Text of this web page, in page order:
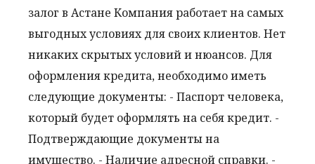
залог в Астане Компания работает на самых
выгодных условиях для своих клиентов. Нет
никаких скрытых условий и нюансов. Для
оформления кредита, необходимо иметь
следующие документы: - Паспорт человека,
который будет оформлять на себя кредит. -
Подтверждающие документы на
имущество. - Наличие адресной справки. -